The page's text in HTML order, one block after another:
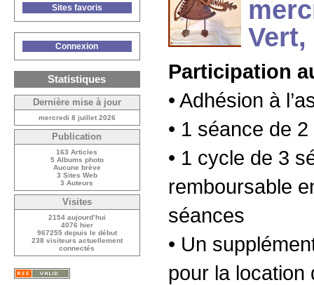
Vert,
Participation
• Adhésion à
• 1 séance de
• 1 cycle de 3
remboursable
séances
• Un
pour la location
Sites favoris
Connexion
Statistiques
Dernière mise à jour
mercredi 8 juillet 2026
Publication
163 Articles
5 Albums photo
Aucune brève
3 Sites Web
3 Auteurs
Visites
2154 aujourd’hui
4076 hier
967255 depuis le début
238 visiteurs actuellement
connectés